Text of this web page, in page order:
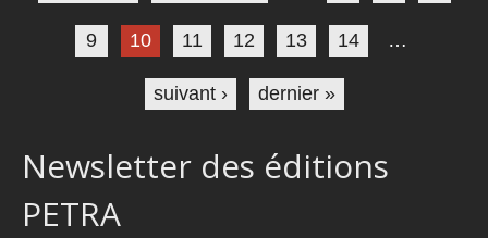
9 10 11 12 13 14 …
suivant › dernier »
Newsletter des éditions
PETRA